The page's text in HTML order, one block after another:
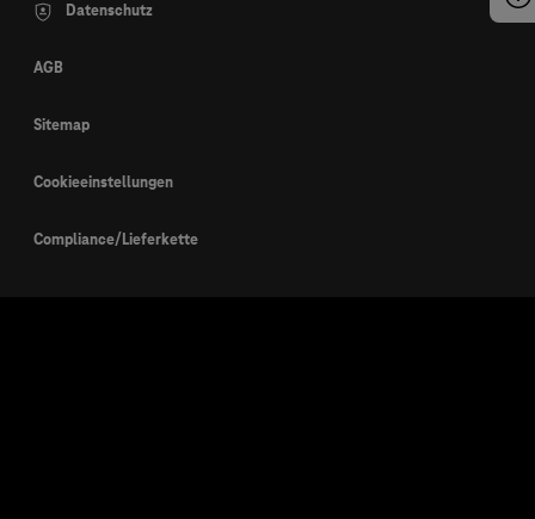
Datenschutz
AGB
Sitemap
Cookieeinstellungen
Compliance/Lieferkette